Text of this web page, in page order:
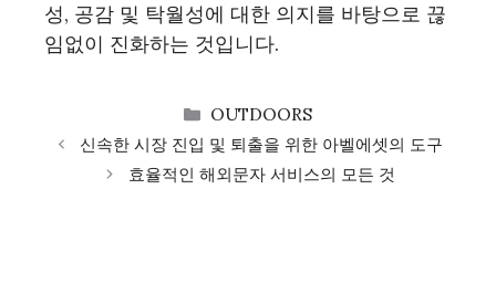
성, 공감 및 탁월성에 대한 의지를 바탕으로 끊
임없이 진화하는 것입니다.
CATEGORIES
OUTDOORS
신속한 시장 진입 및 퇴출을 위한 아벨에셋의 도구
효율적인 해외문자 서비스의 모든 것